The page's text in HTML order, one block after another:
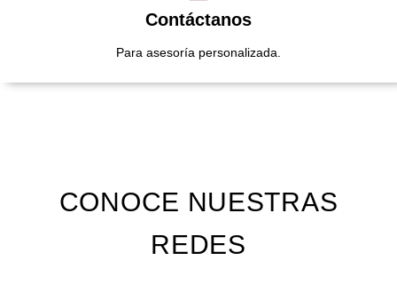
Contáctanos
Para asesoría personalizada.
CONOCE NUESTRAS
REDES